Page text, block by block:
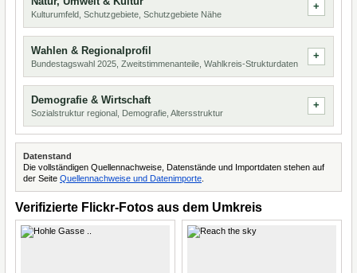
Kulturumfeld, Schutzgebiete, Schutzgebiete Nähe
Wahlen & Regionalprofil
Bundestagswahl 2025, Zweitstimmenanteile, Wahlkreis-Strukturdaten
Demografie & Wirtschaft
Sozialstruktur regional, Demografie, Altersstruktur
Datenstand
Die vollständigen Quellennachweise, Datenstände und Importdaten stehen auf
der Seite Quellennachweise und Datenimporte
Verifizierte Flickr-Fotos aus dem Umkreis